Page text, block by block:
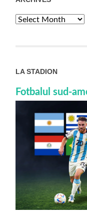
Archives
LA STADION
Fotbalul sud-